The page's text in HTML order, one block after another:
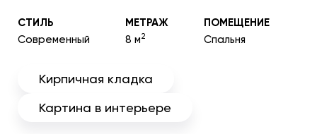
СТИЛЬ
Современный
МЕТРАЖ
8 м2
ПОМЕЩЕНИЕ
Спальня
Кирпичная кладка
Картина в интерьере